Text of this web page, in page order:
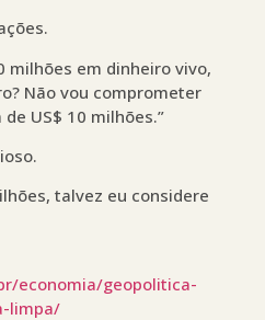
milhões em dinheiro vivo,
Não vou comprometer
US$ 10 milhões.”
talvez eu considere
economia/geopolitica-
limpa/